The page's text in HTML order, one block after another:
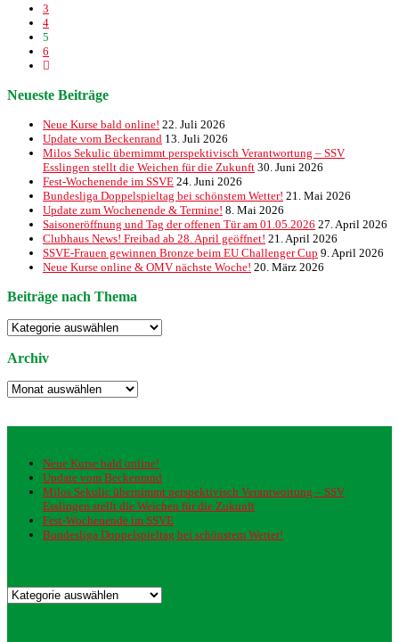
3
4
5
6
Neueste Beiträge
Neue Kurse bald online! 22. Juli 2026
Update vom Beckenrand 13. Juli 2026
Milos Sekulic übernimmt perspektivisch Verantwortung – SSV
Esslingen stellt die Weichen für die Zukunft 30. Juni 2026
Fest-Wochenende im SSVE 24. Juni 2026
Bundesliga Doppelspieltag bei schönstem Wetter! 21. Mai 2026
Update zum Wochenende & Termine! 8. Mai 2026
Saisoneröffnung und Tag der offenen Tür am 01.05.2026 27. April 2026
Clubhaus News! Freibad ab 28. April geöffnet! 21. April 2026
SSVE-Frauen gewinnen Bronze beim EU Challenger Cup 9. April 2026
Neue Kurse online & OMV nächste Woche! 20. März 2026
Beiträge nach Thema
Beiträge
nach
Thema
Archiv
Archiv
Neue Kurse bald online!
Update vom Beckenrand
Milos Sekulic übernimmt perspektivisch Verantwortung – SSV
Esslingen stellt die Weichen für die Zukunft
Fest-Wochenende im SSVE
Bundesliga Doppelspieltag bei schönstem Wetter!
Kategorien